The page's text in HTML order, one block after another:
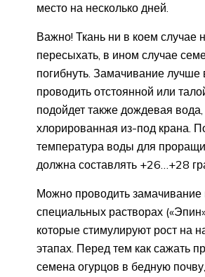
место на несколько дней.
Важно! Ткань ни в коем случае
пересыхать, в ином случае
погибнуть. Замачивание лучше
проводить отстоянной или
подойдет также дождевая
хлорированная из-под крана.
температура воды для
должна составлять +26…+28
Можно проводить замачивание
специальных растворах
которые стимулируют рост на
этапах. Перед тем как сажать
семена огурцов в бедную